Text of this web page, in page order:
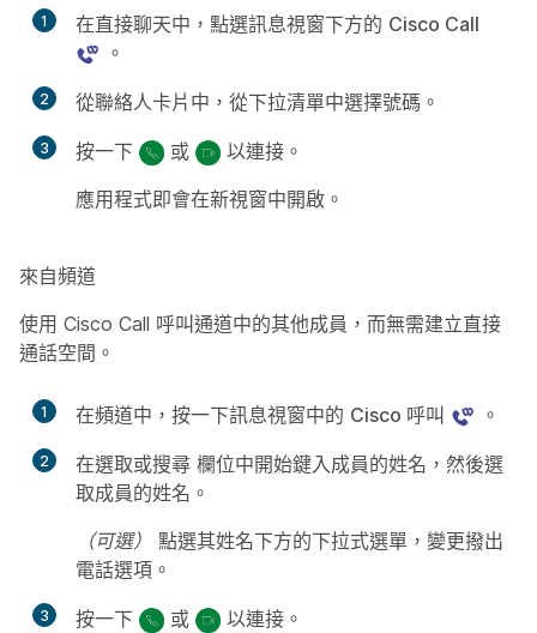
1 在直接聊天中，點選訊息視窗下方的 Cisco Call
。
2 從聯絡人卡片中，從下拉清單中選擇號碼。
3 按一下 或 以連接。
應用程式即會在新視窗中開啟。
來自頻道
使用 Cisco Call 呼叫通道中的其他成員，而無需建立直接
通話空間。
1 在頻道中，按一下訊息視窗中的 Cisco 呼叫 。
2 在選取或搜尋 欄位中開始鍵入成員的姓名，然後選
取成員的姓名。
（可選） 點選其姓名下方的下拉式選單，變更撥出
電話選項。
3 按一下 或 以連接。